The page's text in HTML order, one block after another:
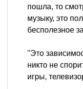
пошла, то
музыку, это
бесполезное
"Это
никто не
игры,